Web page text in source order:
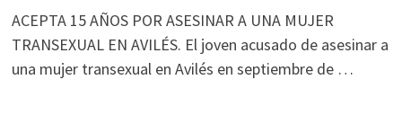
ACEPTA 15 AÑOS POR ASESINAR A UNA MUJER
TRANSEXUAL EN AVILÉS. El joven acusado de asesinar a
una mujer transexual en Avilés en septiembre de …